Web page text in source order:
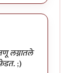
लग्नातले
;)